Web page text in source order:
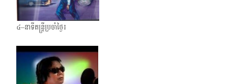
៤–នាទីតន្ត្រីប្រចាំថ្ងៃ៖